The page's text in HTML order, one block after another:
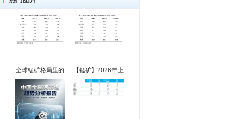
全球锰矿格局里的 【锰矿】2026年上